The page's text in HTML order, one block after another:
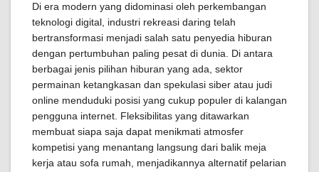
Di era modern yang didominasi oleh perkembangan
teknologi digital, industri rekreasi daring telah
bertransformasi menjadi salah satu penyedia hiburan
dengan pertumbuhan paling pesat di dunia. Di antara
berbagai jenis pilihan hiburan yang ada, sektor
permainan ketangkasan dan spekulasi siber atau judi
online menduduki posisi yang cukup populer di kalangan
pengguna internet. Fleksibilitas yang ditawarkan
membuat siapa saja dapat menikmati atmosfer
kompetisi yang menantang langsung dari balik meja
kerja atau sofa rumah, menjadikannya alternatif pelarian